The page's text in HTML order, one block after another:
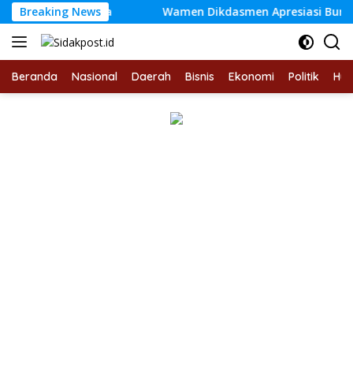
Langsung
ke
konten
Breaking News
Bendera Wamen Dikdasmen Apresiasi Bungo
Beranda Nasional Daerah Bisnis Ekonomi Politik